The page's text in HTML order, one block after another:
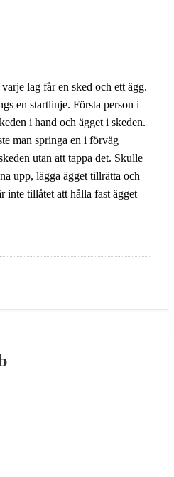
lag får en sked och ett ägg.
en startlinje. Första person i
i hand och ägget i skeden.
man springa en i förväg
utan att tappa det. Skulle
upp, lägga ägget tillrätta och
inte tillåtet att hålla fast ägget